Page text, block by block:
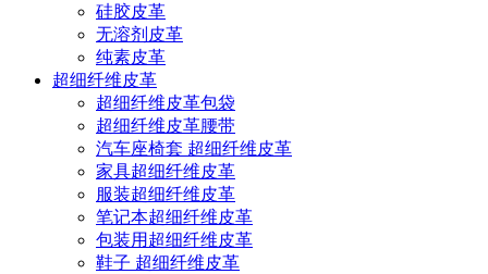
硅胶皮革
无溶剂皮革
纯素皮革
超细纤维皮革
超细纤维皮革包袋
超细纤维皮革腰带
汽车座椅套 超细纤维皮革
家具超细纤维皮革
服装超细纤维皮革
笔记本超细纤维皮革
包装用超细纤维皮革
鞋子 超细纤维皮革